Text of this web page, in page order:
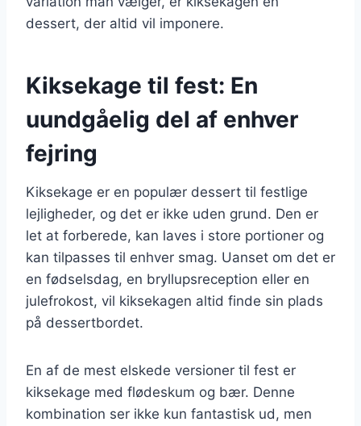
dessert, der altid vil imponere.
Kiksekage til fest: En
uundgåelig del af enhver
fejring
Kiksekage er en populær dessert til festlige
lejligheder, og det er ikke uden grund. Den er
let at forberede, kan laves i store portioner og
kan tilpasses til enhver smag. Uanset om det er
en fødselsdag, en bryllupsreception eller en
julefrokost, vil kiksekagen altid finde sin plads
på dessertbordet.
En af de mest elskede versioner til fest er
kiksekage med flødeskum og bær. Denne
kombination ser ikke kun fantastisk ud, men